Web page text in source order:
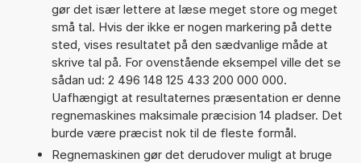
gør det især lettere at læse meget store og meget
små tal. Hvis der ikke er nogen markering på dette
sted, vises resultatet på den sædvanlige måde at
skrive tal på. For ovenstående eksempel ville det se
sådan ud: 2 496 148 125 433 200 000 000.
Uafhængigt at resultaternes præsentation er denne
regnemaskines maksimale præcision 14 pladser. Det
burde være præcist nok til de fleste formål.
Regnemaskinen gør det derudover muligt at bruge